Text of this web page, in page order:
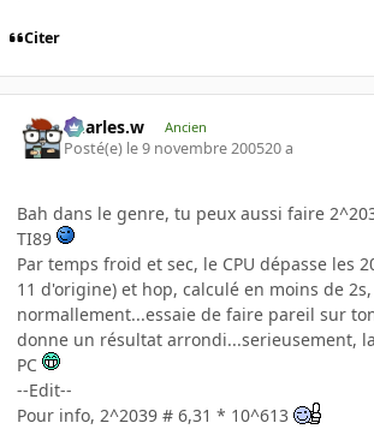
Citer
Charles.w Ancien
Posté(e) le 9 novembre 200520 a
Bah dans le genre, tu peux aussi faire
TI89
Par temps froid et sec, le CPU dépasse les
11 d'origine) et hop, calculé en moins de
normallement...essaie de faire pareil sur
donne un résultat arrondi...serieusement,
PC
--Edit--
Pour info, 2^2039 # 6,31 * 10^613